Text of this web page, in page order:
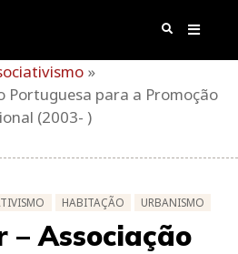
»
Portuguesa para a Promoção
(2003- )
HABITAÇÃO URBANISMO
– Associação